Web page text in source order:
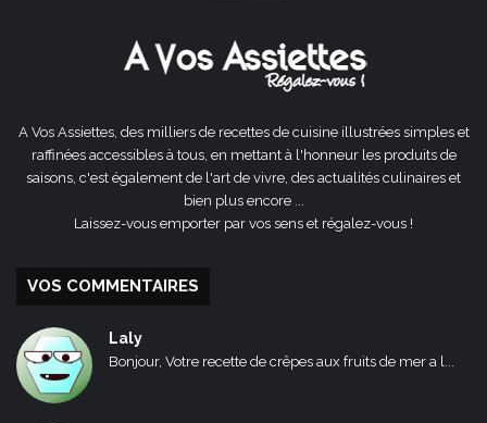
A Vos Assiettes, des milliers de recettes de cuisine illustrées simples et
raffinées accessibles à tous, en mettant à l'honneur les produits de
saisons, c'est également de l'art de vivre, des actualités culinaires et
bien plus encore ...
Laissez-vous emporter par vos sens et régalez-vous !
VOS COMMENTAIRES
Laly
Bonjour, Votre recette de crêpes aux fruits de mer a l...